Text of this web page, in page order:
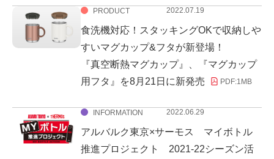
PRODUCT 2022.07.19
食洗機対応！スタッキングOKで収納しや
すいマグカップ&フタが新登場！
『真空断熱マグカップ』、『マグカップ
用フタ』を8月21日に新発売
PDF:1MB
INFORMATION 2022.06.29
アルバルク東京×サーモス マイボトル
推進プロジェクト 2021‐22シーズン活